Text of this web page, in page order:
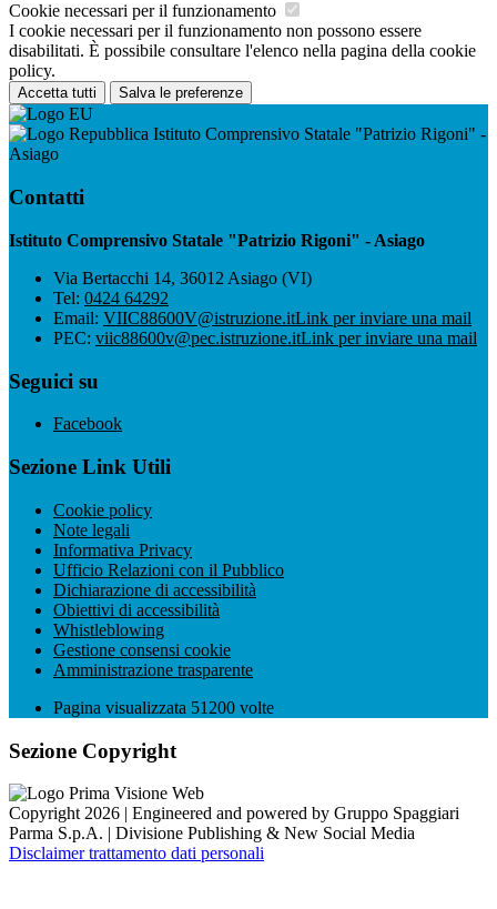
Cookie necessari per il funzionamento
I cookie necessari per il funzionamento non possono essere
disabilitati. È possibile consultare l'elenco nella pagina della cookie
policy.
Accetta tutti Salva le preferenze
Istituto Comprensivo Statale "Patrizio Rigoni" -
Asiago
Contatti
Istituto Comprensivo Statale "Patrizio Rigoni" - Asiago
Via Bertacchi 14, 36012 Asiago (VI)
Tel: 0424 64292
Email: VIIC88600V@istruzione.itLink per inviare una mail
PEC: viic88600v@pec.istruzione.itLink per inviare una mail
Seguici su
Facebook
Sezione Link Utili
Cookie policy
Note legali
Informativa Privacy
Ufficio Relazioni con il Pubblico
Dichiarazione di accessibilità
Obiettivi di accessibilità
Whistleblowing
Gestione consensi cookie
Amministrazione trasparente
Pagina visualizzata 51200 volte
Sezione Copyright
Copyright 2026 | Engineered and powered by Gruppo Spaggiari
Parma S.p.A. | Divisione Publishing & New Social Media
Disclaimer trattamento dati personali